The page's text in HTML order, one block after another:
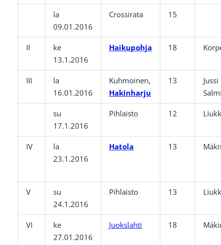
la
09.01.2016
Crossirata 15
II
ke
13.1.2016
Haikupohja 18
III
la
16.01.2016
Kuhmoinen,
Hakinharju
13
Jussi
su
17.1.2016
Pihlaisto 12
IV
la
23.1.2016
Hatola 13
V
su
24.1.2016
Pihlaisto 13
VI
ke
27.01.2016
Juokslahti 18